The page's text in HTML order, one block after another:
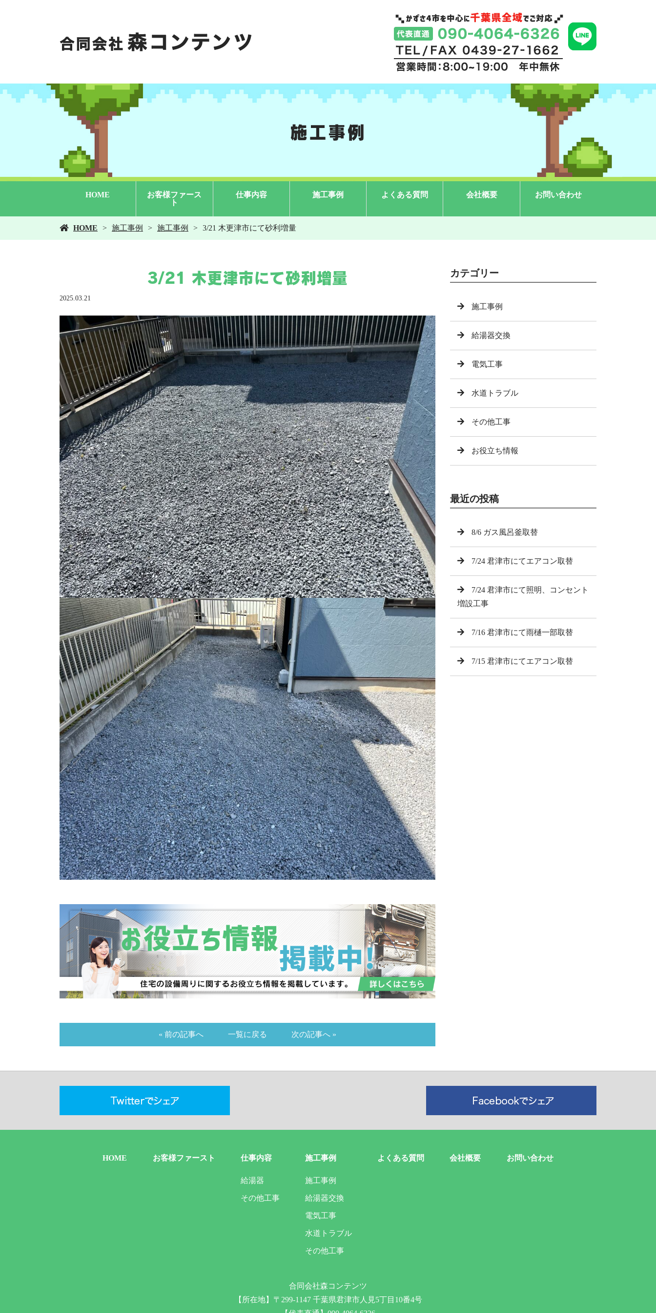
施工事例
HOME
お客様ファース
ト
仕事内容
給湯器
その他工事
施工事例 よくある質問 会社概要 お問い合わせ
HOME 施工事例 施工事例 3/21 木更津市にて砂利増量
3/21 木更津市にて砂利増量
2025.03.21
« 前の記事へ 一覧に戻る 次の記事へ »
カテゴリー
施工事例
給湯器交換
電気工事
水道トラブル
その他工事
お役立ち情報
最近の投稿
8/6 ガス風呂釜取替
7/24 君津市にてエアコン取替
7/24 君津市にて照明、コンセント
増設工事
7/16 君津市にて雨樋一部取替
7/15 君津市にてエアコン取替
HOME お客様ファースト 仕事内容
給湯器
その他工事
施工事例
施工事例
給湯器交換
電気工事
水道トラブル
その他工事
よくある質問 会社概要 お問い合わせ
合同会社森コンテンツ
【所在地】〒299-1147 千葉県君津市人見5丁目10番4号